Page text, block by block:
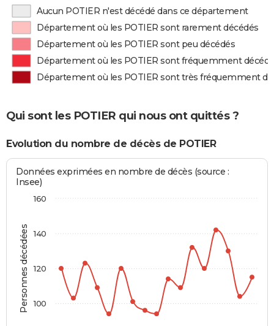
Aucun POTIER n'est décédé dans ce département
Département où les POTIER sont rarement décédés
Département où les POTIER sont peu décédés
Département où les POTIER sont fréquemment
Département où les POTIER sont très fréquemment
Qui sont les POTIER qui nous ont quittés ?
Evolution du nombre de décès de POTIER
Personnes décédées
Données exprimées en nombre de décès (source :
Insee)
100
120
140
160